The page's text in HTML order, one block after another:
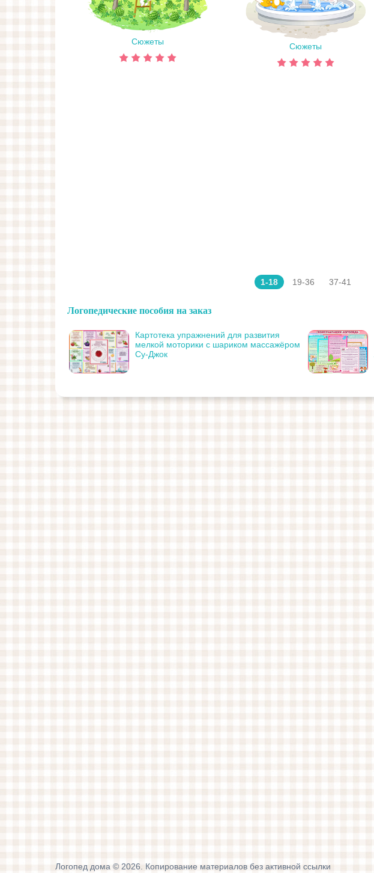
Сюжеты
Сюжеты
1-18 19-36 37-41
Логопедические пособия на заказ
Картотека упражнений для развития
мелкой моторики с шариком массажёром
Су-Джок
Логопед дома © 2026. Копирование материалов без активной ссылки